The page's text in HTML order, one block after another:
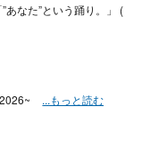
あなた”という踊り。」 (
...もっと読む